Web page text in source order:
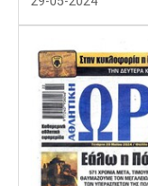
Λίβερπουλ
Ίντερ